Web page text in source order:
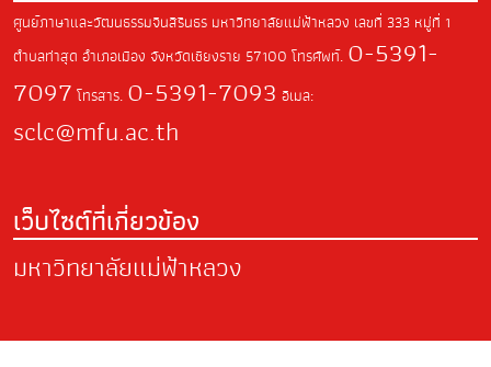
ศูนย์ภาษาและวัฒนธรรมจีนสิรินธร มหาวิทยาลัยแม่ฟ้าหลวง เลขที่ 333 หมู่ที่ 1
ตำบลท่าสุด อำเภอเมือง จังหวัดเชียงราย 57100 โทรศัพท์. 0-5391-
7097 โทรสาร. 0-5391-7093 อีเมล:
sclc@mfu.ac.th
เว็บไซต์ที่เกี่ยวข้อง
มหาวิทยาลัยแม่ฟ้าหลวง